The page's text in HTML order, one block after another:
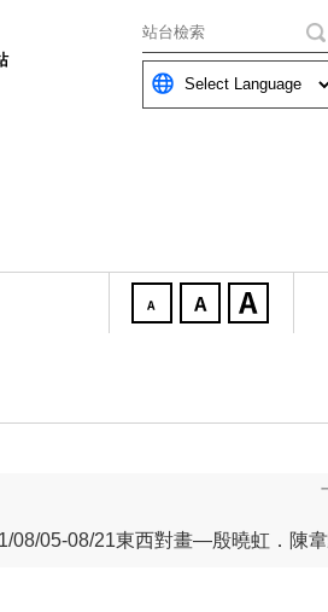
關鍵字
08/05-08/21東西對畫—殷曉虹．陳